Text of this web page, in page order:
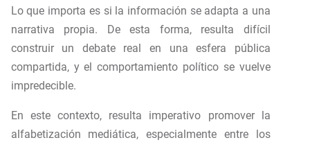
Lo que importa es si la información se adapta a una
narrativa propia. De esta forma, resulta difícil
construir un debate real en una esfera pública
compartida, y el comportamiento político se vuelve
impredecible.
En este contexto, resulta imperativo promover la
alfabetización mediática, especialmente entre los